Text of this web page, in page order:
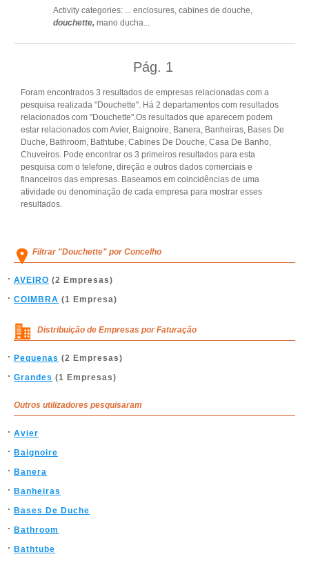
Activity categories: ... enclosures, cabines de douche,
douchette, mano ducha...
Pág. 1
Foram encontrados 3 resultados de empresas relacionadas com a
pesquisa realizada "Douchette". Há 2 departamentos com resultados
relacionados com "Douchette".Os resultados que aparecem podem
estar relacionados com Avier, Baignoire, Banera, Banheiras, Bases De
Duche, Bathroom, Bathtube, Cabines De Douche, Casa De Banho,
Chuveiros. Pode encontrar os 3 primeiros resultados para esta
pesquisa com o telefone, direção e outros dados comerciais e
financeiros das empresas. Baseamos em coincidências de uma
atividade ou denominação de cada empresa para mostrar esses
resultados.
Filtrar "Douchette" por Concelho
AVEIRO (2 Empresas)
COIMBRA (1 Empresa)
Distribuição de Empresas por Faturação
Pequenas (2 Empresas)
Grandes (1 Empresas)
Outros utilizadores pesquisaram
Avier
Baignoire
Banera
Banheiras
Bases De Duche
Bathroom
Bathtube